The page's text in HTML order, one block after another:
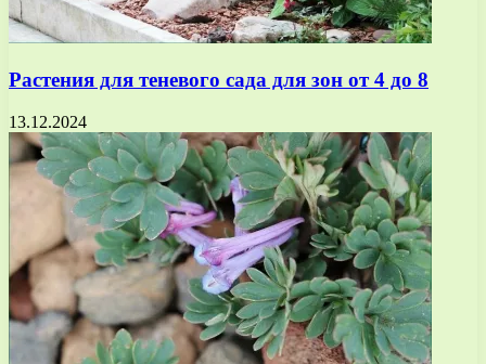
Растения для теневого сада для зон от 4 до 8
13.12.2024